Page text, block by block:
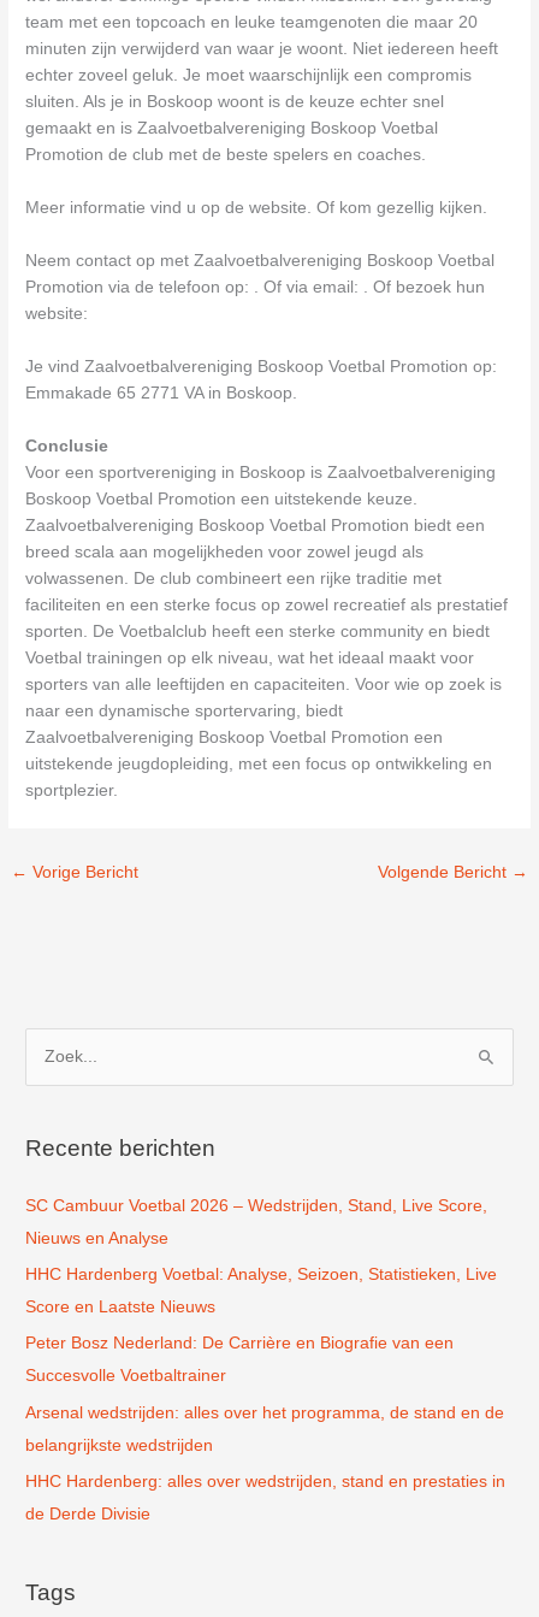
team met een topcoach en leuke teamgenoten die maar 20
minuten zijn verwijderd van waar je woont. Niet iedereen heeft
echter zoveel geluk. Je moet waarschijnlijk een compromis
sluiten. Als je in Boskoop woont is de keuze echter snel
gemaakt en is Zaalvoetbalvereniging Boskoop Voetbal
Promotion de club met de beste spelers en coaches.
Meer informatie vind u op de website. Of kom gezellig kijken.
Neem contact op met Zaalvoetbalvereniging Boskoop Voetbal
Promotion via de telefoon op: . Of via email: . Of bezoek hun
website:
Je vind Zaalvoetbalvereniging Boskoop Voetbal Promotion op:
Emmakade 65 2771 VA in Boskoop.
Conclusie
Voor een sportvereniging in Boskoop is Zaalvoetbalvereniging
Boskoop Voetbal Promotion een uitstekende keuze.
Zaalvoetbalvereniging Boskoop Voetbal Promotion biedt een
breed scala aan mogelijkheden voor zowel jeugd als
volwassenen. De club combineert een rijke traditie met
faciliteiten en een sterke focus op zowel recreatief als prestatief
sporten. De Voetbalclub heeft een sterke community en biedt
Voetbal trainingen op elk niveau, wat het ideaal maakt voor
sporters van alle leeftijden en capaciteiten. Voor wie op zoek is
naar een dynamische sportervaring, biedt
Zaalvoetbalvereniging Boskoop Voetbal Promotion een
uitstekende jeugdopleiding, met een focus op ontwikkeling en
sportplezier.
← Vorige Bericht Volgende Bericht →
k
a
a
r
:
Recente berichten
SC Cambuur Voetbal 2026 – Wedstrijden, Stand, Live Score,
Nieuws en Analyse
HHC Hardenberg Voetbal: Analyse, Seizoen, Statistieken, Live
Score en Laatste Nieuws
Peter Bosz Nederland: De Carrière en Biografie van een
Succesvolle Voetbaltrainer
Arsenal wedstrijden: alles over het programma, de stand en de
belangrijkste wedstrijden
HHC Hardenberg: alles over wedstrijden, stand en prestaties in
de Derde Divisie
Tags